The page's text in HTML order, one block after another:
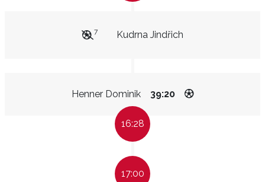
Kudrna Jindřich
7
Henner Dominik 39:20
16:28
17:00